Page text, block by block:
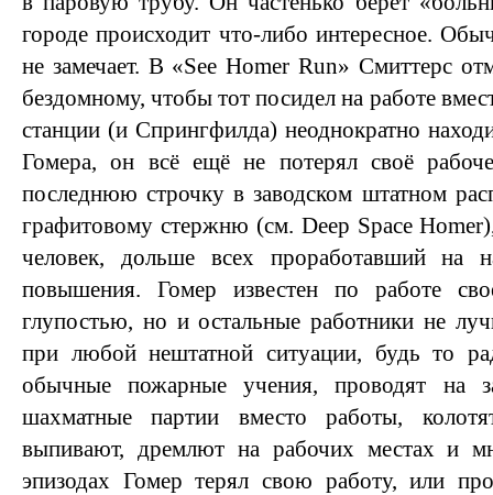
городе происходит что-либо интересное.
не замечает. В «See Homer Run» Смиттерс
бездомному, чтобы тот посидел на работе
станции (и Спрингфилда) неоднократно
Гомера, он всё ещё не потерял своё
последнюю строчку в заводском штатном
графитовому стержню (см. Deep Space
человек, дольше всех проработавший на
повышения. Гомер известен по работе
глупостью, но и остальные работники не
при любой нештатной ситуации, будь то
обычные пожарные учения, проводят на
шахматные партии вместо работы,
выпивают, дремлют на рабочих местах и
эпизодах Гомер терял свою работу, или